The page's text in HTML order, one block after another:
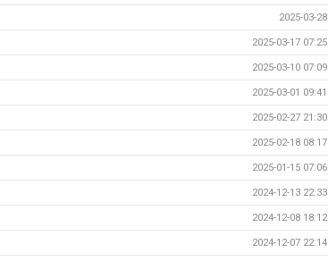
2025-03-28
2025-03-17 07:25
2025-03-10 07:09
2025-03-01 09:41
2025-02-27 21:30
2025-02-18 08:17
2025-01-15 07:06
2024-12-13 22:33
2024-12-08 18:12
2024-12-07 22:14